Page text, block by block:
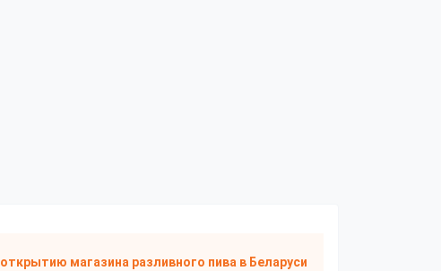
открытию магазина разливного пива в Беларуси